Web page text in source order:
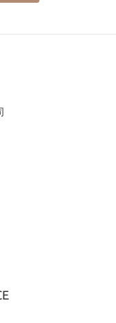
。那是平原上飽滿的紅
譯成適合今天餐桌的
自己的性格。經典原
驚喜，紹興醉月展現
香替整體風味收尾。
態度。 喜豐香1985的
，而是品牌的延伸；
品，而是一份能不能
直站在這個交界上，讓
熱門口味拼在一起，